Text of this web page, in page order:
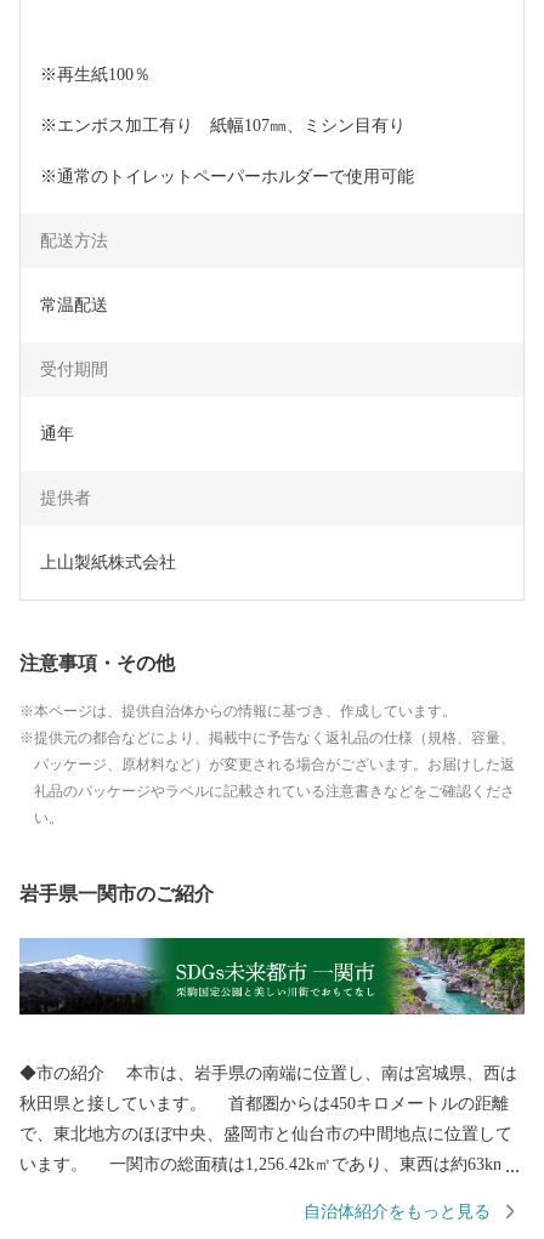
※再生紙100％
※エンボス加工有り　紙幅107㎜、ミシン目有り
※通常のトイレットペーパーホルダーで使用可能
配送方法
常温配送
受付期間
通年
提供者
上山製紙株式会社
注意事項・その他
本ページは、提供自治体からの情報に基づき、作成しています。
提供元の都合などにより、掲載中に予告なく返礼品の仕様（規格、容量、
パッケージ、原材料など）が変更される場合がございます。お届けした返
礼品のパッケージやラベルに記載されている注意書きなどをご確認くださ
い。
岩手県一関市のご紹介
◆市の紹介 本市は、岩手県の南端に位置し、南は宮城県、西は
秋田県と接しています。 首都圏からは450キロメートルの距離
で、東北地方のほぼ中央、盛岡市と仙台市の中間地点に位置して
います。 一関市の総面積は1,256.42k㎡であり、東西は約63km、
在）で、人口は岩手県で３番目、面積は２番目の規模となってい
自治体紹介をもっと見る